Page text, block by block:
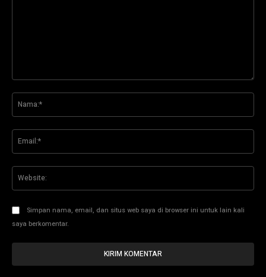
Simpan nama, email, dan situs web saya di browser ini untuk lain kali
saya berkomentar.